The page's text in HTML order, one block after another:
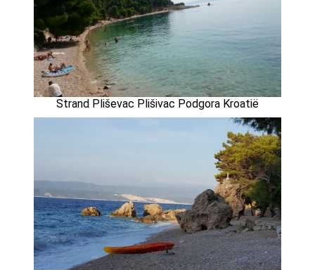
Strand Pliševac Plišivac Podgora Kroatië